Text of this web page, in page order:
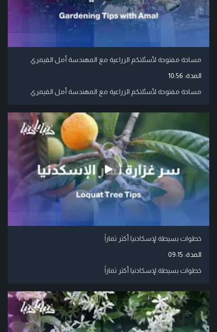
مساحة مفتوحة لأسئلتكم الزراعية مع المهندسة أمل القيمري
المدة: 10:56
مساحة مفتوحة لأسئلتكم الزراعية مع المهندسة أمل القيمري
خطوات بسيطة لإسكادنيا أكثر ثماراً
المدة: 09:15
خطوات بسيطة لإسكادنيا أكثر ثماراً